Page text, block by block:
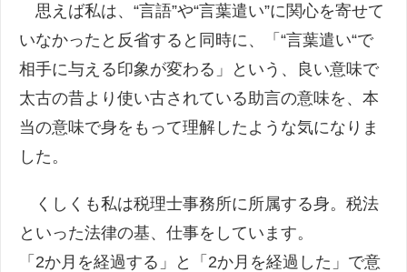
思えば私は、“言語”や“言葉遣い”に関心を寄せて
いなかったと反省すると同時に、「“言葉遣い“で
相手に与える印象が変わる」という、良い意味で
太古の昔より使い古されている助言の意味を、本
当の意味で身をもって理解したような気になりま
した。
くしくも私は税理士事務所に所属する身。税法
といった法律の基、仕事をしています。
「2か月を経過する」と「2か月を経過した」で意